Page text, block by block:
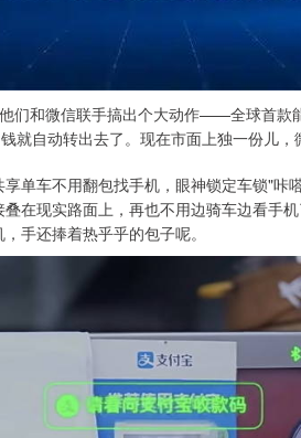
们和微信联手搞出个大动作——全球首款
就自动转出去了。现在市面上独一份儿，
车不用翻包找手机，眼神锁定车锁"咔
在现实路面上，再也不用边骑车边看手
手还捧着热乎乎的包子呢。
0.49 0.01% 深证成指